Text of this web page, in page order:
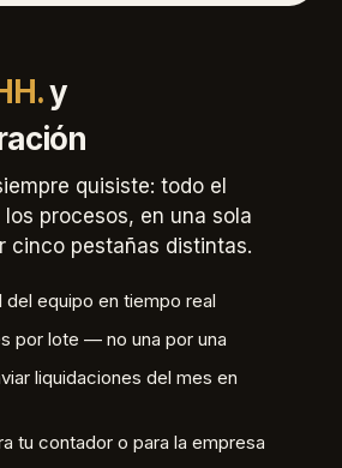
y
quisiste: todo el
procesos, en una sola
cinco pestañas distintas.
del equipo en tiempo real
por lote — no una por una
liquidaciones del mes en
tu contador o para la empresa